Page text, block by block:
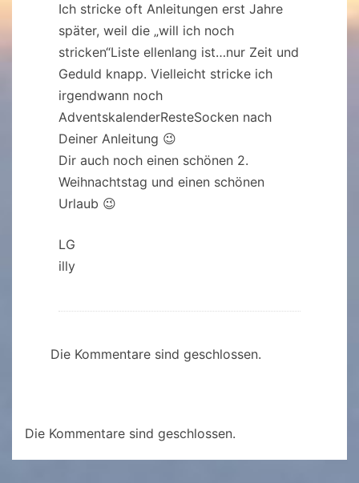
Ich stricke oft Anleitungen erst Jahre
später, weil die „will ich noch
stricken“Liste ellenlang ist…nur Zeit und
Geduld knapp. Vielleicht stricke ich
irgendwann noch
AdventskalenderResteSocken nach
Deiner Anleitung 😉
Dir auch noch einen schönen 2.
Weihnachtstag und einen schönen
Urlaub 😉
LG
illy
Die Kommentare sind geschlossen.
Die Kommentare sind geschlossen.